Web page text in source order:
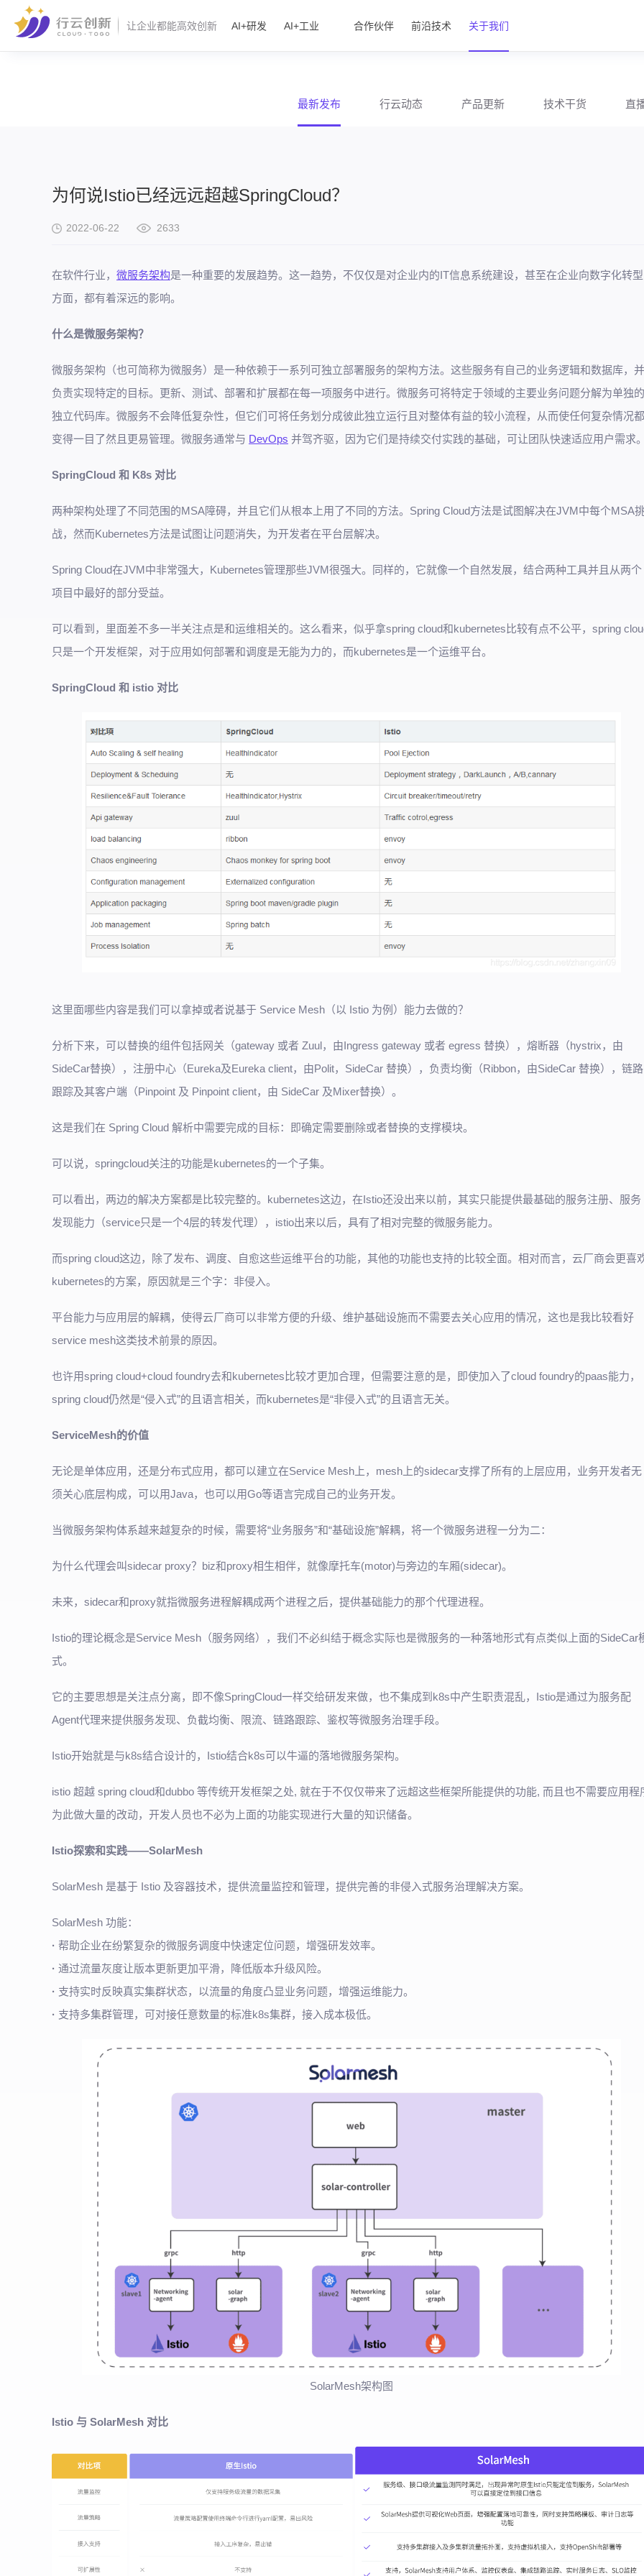
让企业都能高效创新 AI+研发 AI+工业 合作伙伴 前沿技术 关于我们
最新发布 行云动态 产品更新 技术干货 直
为何说Istio已经远远超越SpringCloud？
2022-06-22 2633
在软件行业， 微服务架构是一种重要的发展趋势。这一趋势，不仅仅是对企业内的IT信息系统建设，甚至在企业向数字化转型
方面，都有着深远的影响。
什么是微服务架构？
微服务架构（也可简称为微服务）是一种依赖于一系列可独立部署服务的架构方法。这些服务有自己的业务逻辑和数据库，并
负责实现特定的目标。更新、测试、部署和扩展都在每一项服务中进行。微服务可将特定于领域的主要业务问题分解为单独的
独立代码库。微服务不会降低复杂性，但它们可将任务划分成彼此独立运行且对整体有益的较小流程，从而使任何复杂情况都
变得一目了然且更易管理。微服务通常与 DevOps 并驾齐驱，因为它们是持续交付实践的基础，可让团队快速适应用户需求
SpringCloud 和 K8s 对比
两种架构处理了不同范围的MSA障碍，并且它们从根本上用了不同的方法。Spring Cloud方法是试图解决在JVM中每个MSA
战，然而Kubernetes方法是试图让问题消失，为开发者在平台层解决。
Spring Cloud在JVM中非常强大，Kubernetes管理那些JVM很强大。同样的，它就像一个自然发展，结合两种工具并且从两个
项目中最好的部分受益。
可以看到，里面差不多一半关注点是和运维相关的。这么看来，似乎拿spring cloud和kubernetes比较有点不公平，spring
只是一个开发框架，对于应用如何部署和调度是无能为力的，而kubernetes是一个运维平台。
SpringCloud 和 istio 对比
这里面哪些内容是我们可以拿掉或者说基于 Service Mesh（以 Istio 为例）能力去做的？
分析下来，可以替换的组件包括网关（gateway 或者 Zuul，由Ingress gateway 或者 egress 替换），熔断器（hystrix，由
SideCar替换），注册中心（Eureka及Eureka client，由Polit，SideCar 替换），负责均衡（Ribbon，由SideCar 替换），链路
跟踪及其客户端（Pinpoint 及 Pinpoint client，由 SideCar 及Mixer替换）。
这是我们在 Spring Cloud 解析中需要完成的目标：即确定需要删除或者替换的支撑模块。
可以说，springcloud关注的功能是kubernetes的一个子集。
可以看出，两边的解决方案都是比较完整的。kubernetes这边，在Istio还没出来以前，其实只能提供最基础的服务注册、服务
发现能力（service只是一个4层的转发代理），istio出来以后，具有了相对完整的微服务能力。
而spring cloud这边，除了发布、调度、自愈这些运维平台的功能，其他的功能也支持的比较全面。相对而言，云厂商会更喜
kubernetes的方案，原因就是三个字：非侵入。
平台能力与应用层的解耦，使得云厂商可以非常方便的升级、维护基础设施而不需要去关心应用的情况，这也是我比较看好
service mesh这类技术前景的原因。
也许用spring cloud+cloud foundry去和kubernetes比较才更加合理，但需要注意的是，即使加入了cloud foundry的paas能力，
spring cloud仍然是“侵入式”的且语言相关，而kubernetes是“非侵入式”的且语言无关。
ServiceMesh的价值
无论是单体应用，还是分布式应用，都可以建立在Service Mesh上，mesh上的sidecar支撑了所有的上层应用，业务开发者无
须关心底层构成，可以用Java，也可以用Go等语言完成自己的业务开发。
当微服务架构体系越来越复杂的时候，需要将“业务服务”和“基础设施”解耦，将一个微服务进程一分为二：
为什么代理会叫sidecar proxy？biz和proxy相生相伴，就像摩托车(motor)与旁边的车厢(sidecar)。
未来，sidecar和proxy就指微服务进程解耦成两个进程之后，提供基础能力的那个代理进程。
Istio的理论概念是Service Mesh（服务网络），我们不必纠结于概念实际也是微服务的一种落地形式有点类似上面的SideCar
式。
它的主要思想是关注点分离，即不像SpringCloud一样交给研发来做，也不集成到k8s中产生职责混乱，Istio是通过为服务配
Agent代理来提供服务发现、负截均衡、限流、链路跟踪、鉴权等微服务治理手段。
Istio开始就是与k8s结合设计的，Istio结合k8s可以牛逼的落地微服务架构。
istio 超越 spring cloud和dubbo 等传统开发框架之处, 就在于不仅仅带来了远超这些框架所能提供的功能, 而且也不需要应用程
为此做大量的改动，开发人员也不必为上面的功能实现进行大量的知识储备。
Istio探索和实践——SolarMesh
SolarMesh 是基于 Istio 及容器技术，提供流量监控和管理，提供完善的非侵入式服务治理解决方案。
SolarMesh 功能：
· 帮助企业在纷繁复杂的微服务调度中快速定位问题，增强研发效率。
· 通过流量灰度让版本更新更加平滑，降低版本升级风险。
· 支持实时反映真实集群状态，以流量的角度凸显业务问题，增强运维能力。
· 支持多集群管理，可对接任意数量的标准k8s集群，接入成本极低。
SolarMesh架构图
Istio 与 SolarMesh 对比